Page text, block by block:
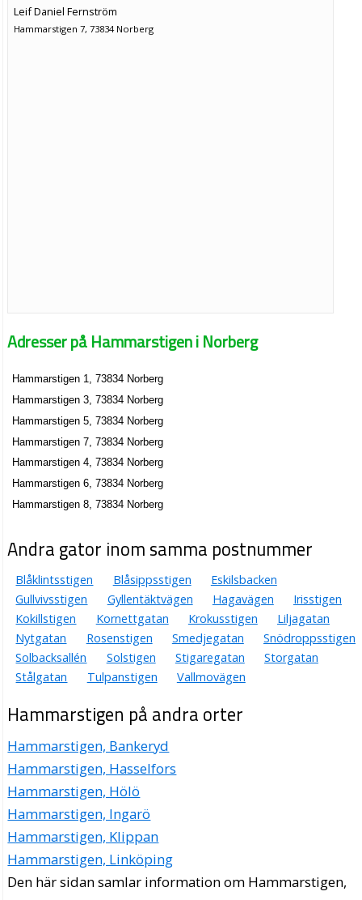
Leif Daniel Fernström
Hammarstigen 7, 73834 Norberg
Adresser på Hammarstigen i Norberg
Hammarstigen 1, 73834 Norberg
Hammarstigen 3, 73834 Norberg
Hammarstigen 5, 73834 Norberg
Hammarstigen 7, 73834 Norberg
Hammarstigen 4, 73834 Norberg
Hammarstigen 6, 73834 Norberg
Hammarstigen 8, 73834 Norberg
Andra gator inom samma postnummer
Blåklintsstigen Blåsippsstigen
Eskilsbacken
Gullvivsstigen
Gyllentäktvägen Hagavägen
Irisstigen
Kokillstigen
Kornettgatan Krokusstigen
Liljagatan
Nytgatan
Rosenstigen Smedjegatan
Snödroppsstigen
Solbacksallén
Solstigen Stigaregatan
Storgatan
Stålgatan
Tulpanstigen Vallmovägen
Hammarstigen på andra orter
Hammarstigen, Bankeryd
Hammarstigen, Hasselfors
Hammarstigen, Hölö
Hammarstigen, Ingarö
Hammarstigen, Klippan
Hammarstigen, Linköping
Den här sidan samlar information om Hammarstigen,